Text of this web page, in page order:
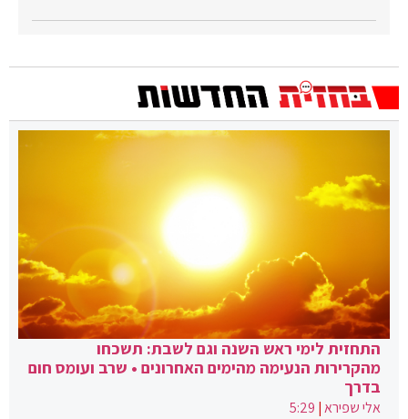
התחזית לימי ראש השנה וגם לשבת: תשכחו
מהקרירות הנעימה מהימים האחרונים • שרב ועומס חום
בדרך
אלי שפירא|
5:29